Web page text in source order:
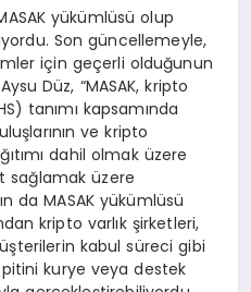
yükümlüsü olup
Son güncellemeyle,
için geçerli olduğunun
Düz, “MASAK, kripto
tanımı kapsamında
ve kripto
dahil olmak üzere
sağlamak üzere
da MASAK yükümlüsü
kripto varlık şirketleri,
kabul süreci gibi
kurye veya destek